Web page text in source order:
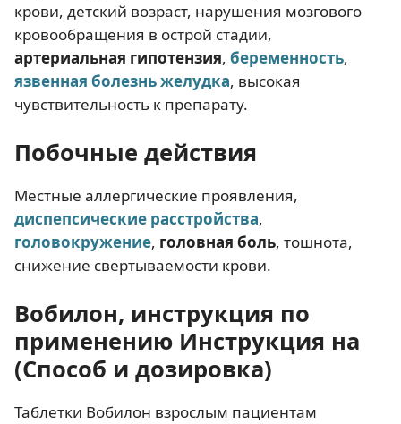
крови, детский возраст, нарушения мозгового
кровообращения в острой стадии,
артериальная гипотензия, беременность,
язвенная болезнь желудка, высокая
чувствительность к препарату.
Побочные действия
Местные аллергические проявления,
диспепсические расстройства,
головокружение, головная боль, тошнота,
снижение свертываемости крови.
Вобилон, инструкция по
применению Инструкция на
(Способ и дозировка)
Таблетки Вобилон взрослым пациентам